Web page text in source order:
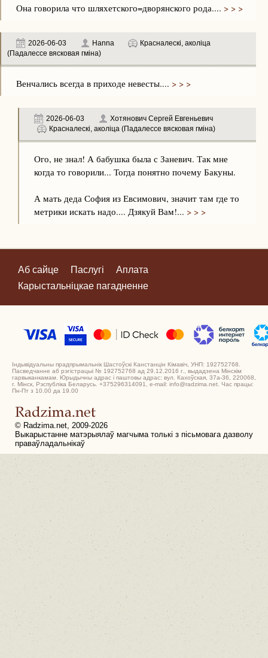
Она говорила что шляхетского=дворянского рода.... > > >
2026-06-03 Hanna
Красналескі, аколіца
(Падалессе вясковая гміна)
Венчались всегда в приходе невесты.... > > >
2026-06-03
Хотянович Сергей Евгеньевич
Красналескі, аколіца (Падалессе вясковая гміна)
Ого, не знал! А бабушка была с Заневич. Так мне
когда то говорили... Тогда понятно почему Бакуны.
А мать деда София из Евсимович, значит там где то
метрики искать надо.... Дзякуй Вам!... > > >
Аб сайце Паслугі
Аплата
Карыстальніцкае пагадненне
Індывідуальны прадпрымальнік Шастоўскі Канстанцін Кімавіч, УНП: 192752768.
Пасведчанне аб рэгістрацыі № 192752768 ад 29.12.2016 г., выдадзена Мінскім
гарвыканкамам. Юрыдычны адрас і паштовы адрас: вул. Кахоўская, 37а-36, 220068,
г. Мінск, Рэспубліка Беларусь. +375296314091, e-mail: info@radzima.net. Час працы:
Пн-Пт з 10.00 да 19.00
© Radzima.net, 2009-2026
Выкарыстанне матэрыялаў магчыма толькі з пісьмовага дазволу
праваўладальнікаў